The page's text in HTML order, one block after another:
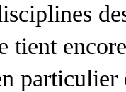
tient
particulier